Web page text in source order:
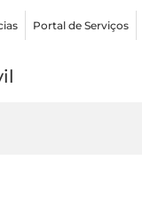
Portal de Serviços